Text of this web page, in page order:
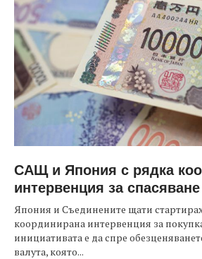
САЩ и Япония с рядка
интервенция за
Япония и Съединените щати
координирана интервенция за
инициативата е да спре
валута, която...